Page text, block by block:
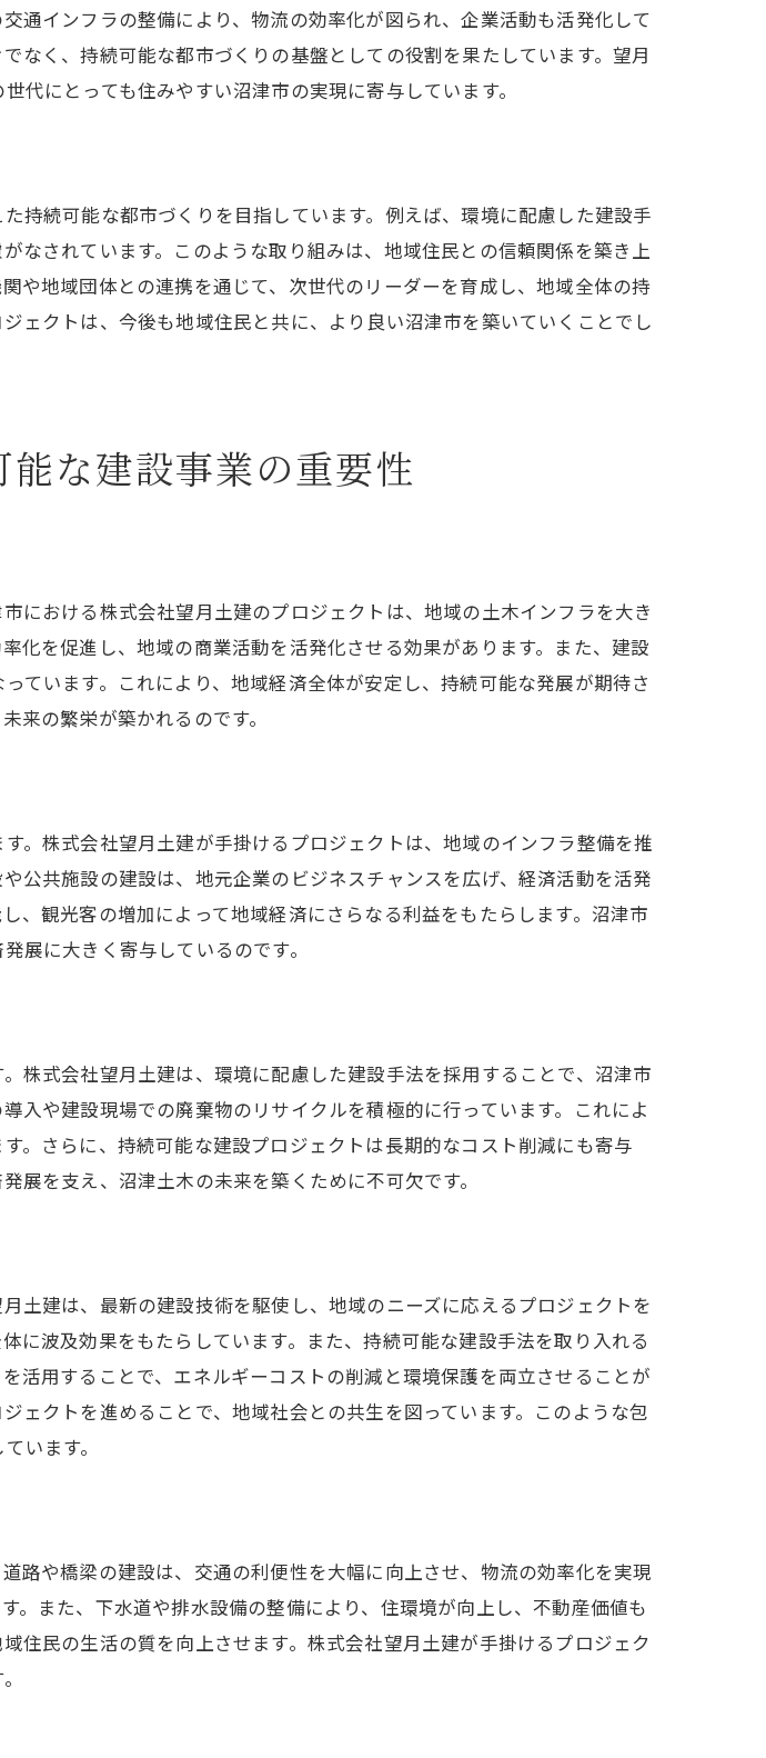
クト
戦略
画
のプロジェクトが沼津市にもたらす変革
通インフラの整備により、物流の効率化が図られ、企業活動も活発化して
なく、持続可能な都市づくりの基盤としての役割を果たしています。望月
にとっても住みやすい沼津市の実現に寄与しています。
持続可能な都市づくりを目指しています。例えば、環境に配慮した建設手
なされています。このような取り組みは、地域住民との信頼関係を築き上
や地域団体との連携を通じて、次世代のリーダーを育成し、地域全体の持
ェクトは、今後も地域住民と共に、より良い沼津市を築いていくことでし
な建設事業の重要性
における株式会社望月土建のプロジェクトは、地域の土木インフラを大き
化を促進し、地域の商業活動を活発化させる効果があります。また、建設
ています。これにより、地域経済全体が安定し、持続可能な発展が期待さ
来の繁栄が築かれるのです。
。株式会社望月土建が手掛けるプロジェクトは、地域のインフラ整備を推
公共施設の建設は、地元企業のビジネスチャンスを広げ、経済活動を活発
、観光客の増加によって地域経済にさらなる利益をもたらします。沼津市
展に大きく寄与しているのです。
株式会社望月土建は、環境に配慮した建設手法を採用することで、沼津市
入や建設現場での廃棄物のリサイクルを積極的に行っています。これによ
。さらに、持続可能な建設プロジェクトは長期的なコスト削減にも寄与
展を支え、沼津土木の未来を築くために不可欠です。
土建は、最新の建設技術を駆使し、地域のニーズに応えるプロジェクトを
に波及効果をもたらしています。また、持続可能な建設手法を取り入れる
活用することで、エネルギーコストの削減と環境保護を両立させることが
ェクトを進めることで、地域社会との共生を図っています。このような包
います。
路や橋梁の建設は、交通の利便性を大幅に向上させ、物流の効率化を実現
。また、下水道や排水設備の整備により、住環境が向上し、不動産価値も
住民の生活の質を向上させます。株式会社望月土建が手掛けるプロジェク